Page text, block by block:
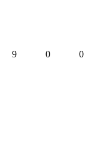
9 0 0